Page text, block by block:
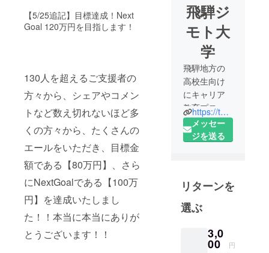
【5/25追記】目標達成！Next
Goal 120万円を目指します！
130人を超えるご支援者の
方々から、シェアやコメン
トなど数え切れないほど多
くの方々から、たくさんの
エールをいただき、目標金
額である【80万円】、さら
にNextGoalである【100万
円】を達成いたしまし
た！！本当に本当にありが
とうございます！！
飛騨ジ
モト大
学
飛騨地方の
高校生向け
にキャリア
教育プログ
ラムを提供
する
https://twitter.com/hida_jimodai
メッセー
ジを送る
リターンを
選ぶ
3,0
00 円